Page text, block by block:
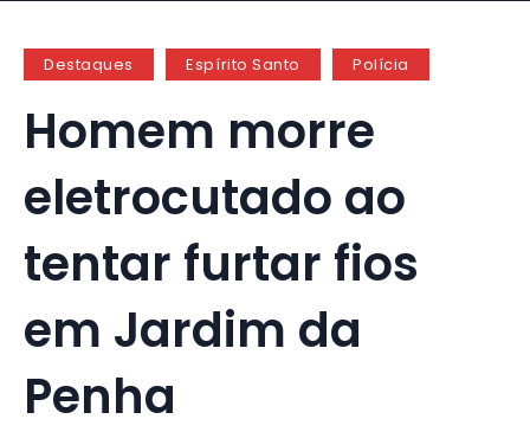
Destaques Espírito Santo Polícia
Homem morre
eletrocutado ao
tentar furtar fios
em Jardim da
Penha